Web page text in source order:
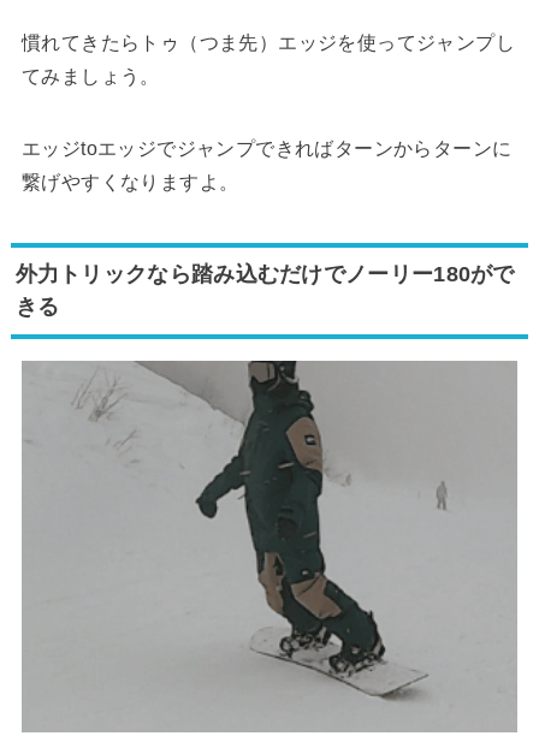
慣れてきたらトゥ（つま先）エッジを使ってジャンプし
てみましょう。
エッジtoエッジでジャンプできればターンからターンに
繋げやすくなりますよ。
外力トリックなら踏み込むだけでノーリー180がで
きる